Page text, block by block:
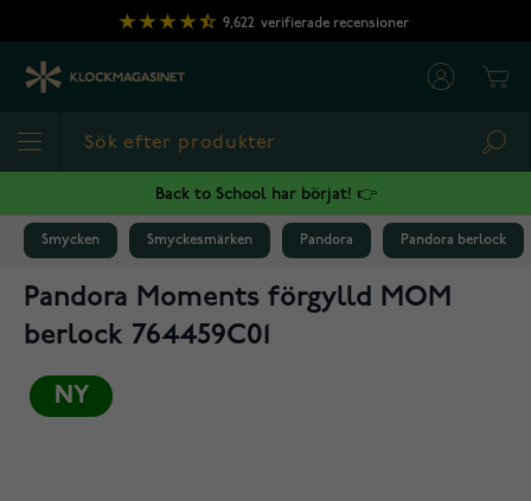
Hoppa till innehållet
9,622 verifierade recensioner
Back to School har börjat! 👉
Smycken Smyckesmärken Pandora Pandora berlock
Pandora Moments förgylld MOM
berlock 764459C01
NY